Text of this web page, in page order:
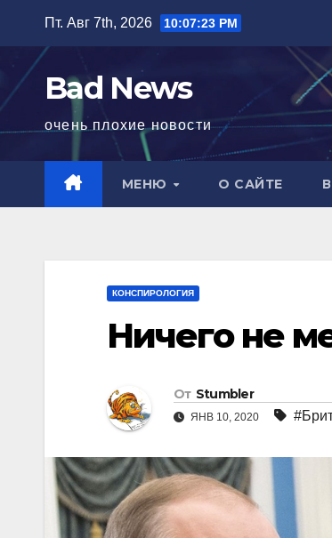
содержимому
Пт. Авг 7th, 2026 10:07:24 PM
Bad News
очень плохие новости
МЕНЮ О САЙТЕ
КОНСПИРОЛОГИЯ
Ничего не
От Stumbler
ЯНВ 10, 2020